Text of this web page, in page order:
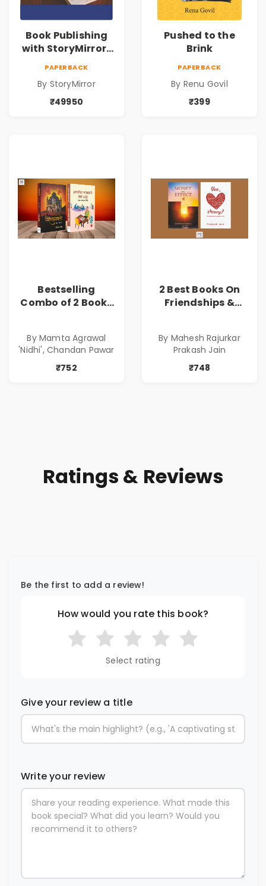
Book Publishing
with StoryMirror |
PAPERBACK
By StoryMirror
₹49950
Pushed to the
Brink
PAPERBACK
By Renu Govil
₹399
Bestselling
Combo of 2 Books
( सर्वोत्कृष्ट कादंबरी
आणि प्रभावशाली
कथांचा संच )
By Mamta Agrawal
'Nidhi', Chandan Pawar
₹752
2 Best Books On
Friendships &
of Power, Love &
Greed | Simplest
Way to Grow Your
By Mahesh Rajurkar
Prakash Jain
₹748
Ratings & Reviews
Be the first to add a review!
How would you rate this book?
Select rating
Give your review a title
Write your review